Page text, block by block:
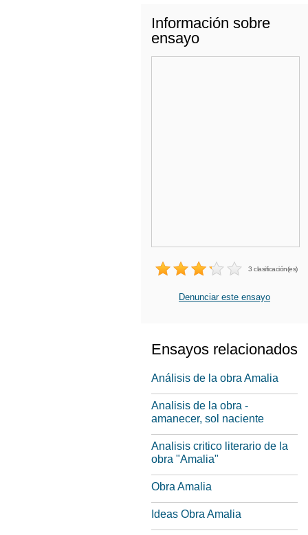
Información sobre
ensayo
3 clasificación(es)
Denunciar este ensayo
Ensayos relacionados
Análisis de la obra Amalia
Analisis de la obra -
amanecer, sol naciente
Analisis critico literario de la
obra "Amalia"
Obra Amalia
Ideas Obra Amalia